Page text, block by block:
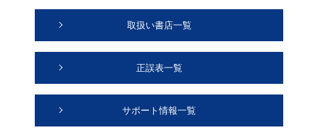
取扱い書店一覧
正誤表一覧
サポート情報一覧